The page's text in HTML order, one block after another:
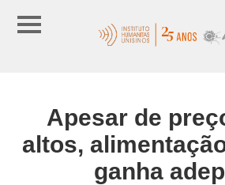
Apesar de
altos,
ganha